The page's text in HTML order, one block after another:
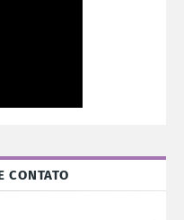
CONTATO